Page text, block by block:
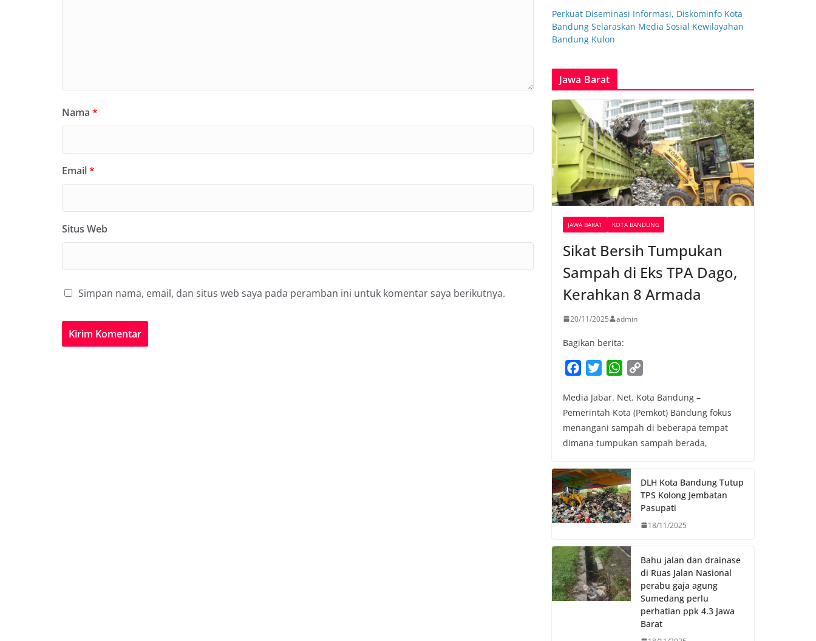
Nama *
Email*
Situs Web
Simpan nama, email, dan situs web saya pada peramban ini untuk komentar saya berikutnya.
Perkuat Diseminasi Informasi, Diskominfo Kota
Bandung Selaraskan Media Sosial Kewilayahan
Bandung Kulon
Jawa Barat
JAWA BARAT KOTA BANDUNG
Sikat Bersih Tumpukan
Sampah di Eks TPA Dago,
Kerahkan 8 Armada
20/11/2025 admin
Bagikan berita:
c
e
b
o
k
i
t
t
e
W
a
t
s
A
p
p
y
L
i
k
Media Jabar. Net. Kota Bandung –
Pemerintah Kota (Pemkot) Bandung fokus
menangani sampah di beberapa tempat
dimana tumpukan sampah berada,
DLH Kota Bandung Tutup
TPS Kolong Jembatan
Pasupati
18/11/2025
Bahu jalan dan drainase
di Ruas Jalan Nasional
perabu gaja agung
Sumedang perlu
perhatian ppk 4.3 Jawa
Barat